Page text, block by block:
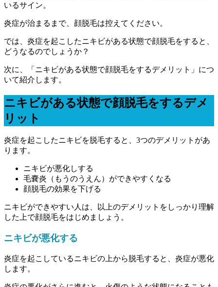
いるサイン。
炎症が治まるまで、顔脱毛は控えてください。
では、炎症を起こしたニキビがある状態で顔脱毛をすると、
どうなるのでしょうか？
次に、「ニキビがある状態で顔脱毛をするデメリット」につ
いて紹介します。
ニキビがある状態で顔脱毛をするデメ
リット
炎症を起こしたニキビを脱毛すると、3つのデメリットがあ
ります。
ニキビが悪化しする
毛嚢炎（もうのうえん）ができやすくなる
顔脱毛の効果を下げる
ニキビができやすい人は、以上のデメリットをしっかり理解
した上で顔脱毛をはじめましょう。
ニキビが悪化する
炎症を起こしているニキビの上から脱毛すると、炎症が悪化
します。